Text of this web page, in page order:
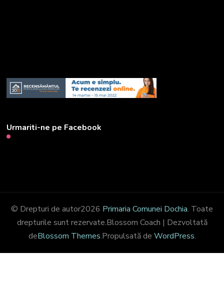
Urmariti-ne pe Facebook
© Drepturi de autor2026 Primaria Comunei Dochia. Toate
drepturile sunt rezervate.Blossom Coach | Dezvoltată
deBlossom Themes.Propulsată de WordPress.